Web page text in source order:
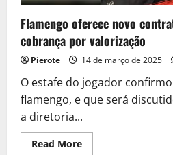
Flamengo oferece novo
cobrança por valorização
Pierote 14 de março de 2025
O estafe do jogador
flamengo, e que será
a diretoria...
Read MoreRead